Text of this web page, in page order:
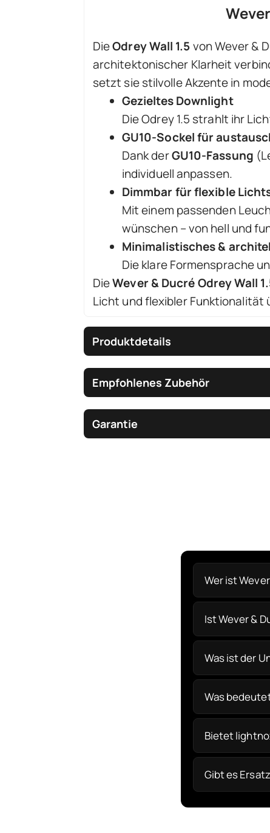
DieOdrey Wall 1.5von Wever &
architektonischer Klarheit
setzt sie stilvolle Akzente in
Gezieltes Downlight
Die Odrey 1.5 strahlt ihr
GU10-Sockel für
Dank derGU10-Fassung
individuell anpassen.
Dimmbar für flexible
Mit einem passenden
wünschen – von hell und
Minimalistisches &
Die klare Formensprache
DieWever & Ducré Odrey Wall
Licht und flexibler Funktionalität
Produktdetails
Empfohlenes Zubehör
Garantie
Wer ist
Ist Wever &
Was ist der
Was
Bietet
Gibt es